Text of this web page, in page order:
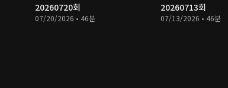
20260720회
07/20/2026 • 46분
20260713회
07/13/2026 • 46분